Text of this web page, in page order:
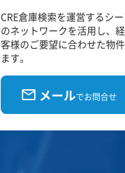
CRE倉庫検索を運営するシ
のネットワークを活用し、
客様のご要望に合わせた物
ます。
メールでお問合せ